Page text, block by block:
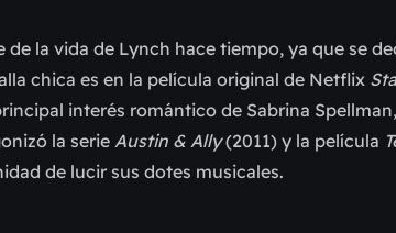
la vida de Lynch hace tiempo, ya que se
chica es en la película original de Netflix
interés romántico de Sabrina
la serie Austin & Ally(2011) y la película
de lucir sus dotes musicales.